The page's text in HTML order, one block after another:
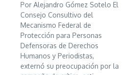
Por Alejandro Gómez Sotelo El
Consejo Consultivo del
Mecanismo Federal de
Protección para Personas
Defensoras de Derechos
Humanos y Periodistas,
externó su preocupación por la